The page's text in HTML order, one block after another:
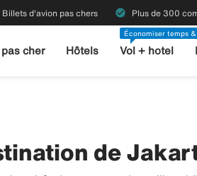
Billets d'avion pas chers check_circle Plus de 300
pas cher Hôtels
Économiser temps
Vol + hotel
de